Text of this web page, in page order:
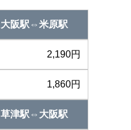
大阪駅⇔米原駅
2,190円
1,860円
草津駅⇔大阪駅